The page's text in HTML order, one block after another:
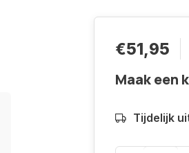
€51,95
Maak een
Tijdelijk